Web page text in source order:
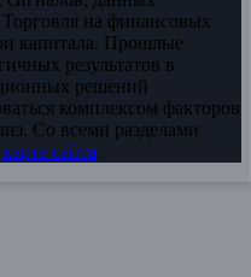
на финансовых
капитала. Прошлые
результатов в
решений
комплексом факторов
Со всеми разделами
карте сайта.